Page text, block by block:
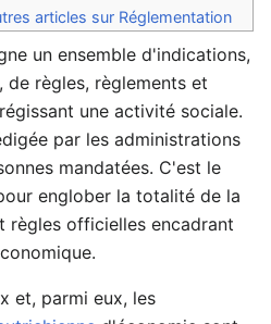
articles sur Réglementation
un ensemble d'indications,
de règles, règlements et
une activité sociale.
par les administrations
mandatées. C'est le
englober la totalité de la
règles officielles encadrant
et, parmi eux, les